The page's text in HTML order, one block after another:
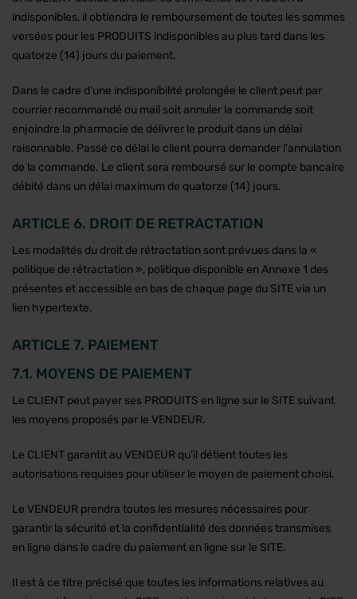
indisponibles, il obtiendra le remboursement de toutes les sommes
versées pour les PRODUITS indisponibles au plus tard dans les
quatorze (14) jours du paiement.
Dans le cadre d'une indisponibilité prolongée le client peut par
courrier recommandé ou mail soit annuler la commande soit
enjoindre la pharmacie de délivrer le produit dans un délai
raisonnable. Passé ce délai le client pourra demander l'annulation
de la commande. Le client sera remboursé sur le compte bancaire
débité dans un délai maximum de quatorze (14) jours.
ARTICLE 6. DROIT DE RETRACTATION
Les modalités du droit de rétractation sont prévues dans la «
politique de rétractation », politique disponible en Annexe 1 des
présentes et accessible en bas de chaque page du SITE via un
lien hypertexte.
ARTICLE 7. PAIEMENT
7.1. MOYENS DE PAIEMENT
Le CLIENT peut payer ses PRODUITS en ligne sur le SITE suivant
les moyens proposés par le VENDEUR.
Le CLIENT garantit au VENDEUR qu’il détient toutes les
autorisations requises pour utiliser le moyen de paiement choisi.
Le VENDEUR prendra toutes les mesures nécessaires pour
garantir la sécurité et la confidentialité des données transmises
en ligne dans le cadre du paiement en ligne sur le SITE.
Il est à ce titre précisé que toutes les informations relatives au